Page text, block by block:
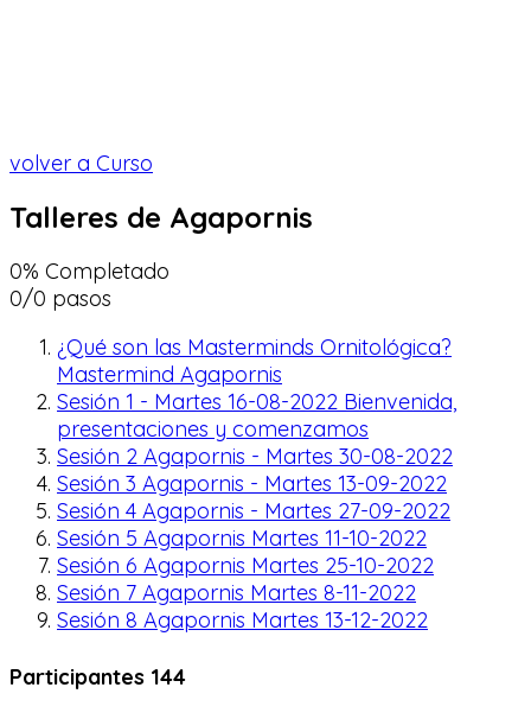
volver a Curso
Talleres de Agapornis
0% Completado
0/0 pasos
¿Qué son las Masterminds Ornitológica?
Mastermind Agapornis
Sesión 1 - Martes 16-08-2022 Bienvenida,
presentaciones y comenzamos
Sesión 2 Agapornis - Martes 30-08-2022
Sesión 3 Agapornis - Martes 13-09-2022
Sesión 4 Agapornis - Martes 27-09-2022
Sesión 5 Agapornis Martes 11-10-2022
Sesión 6 Agapornis Martes 25-10-2022
Sesión 7 Agapornis Martes 8-11-2022
Sesión 8 Agapornis Martes 13-12-2022
Participantes 144